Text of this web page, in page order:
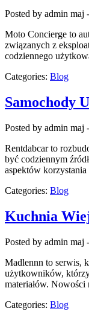
Posted by admin maj
Moto Concierge to
związanych z
codziennego
Categories: Blog
Samochody
Posted by admin maj
Rentdabcar to
być codziennym
aspektów
Categories: Blog
Kuchnia
Posted by admin maj
Madlennn to serwis,
użytkowników,
materiałów.
Categories: Blog